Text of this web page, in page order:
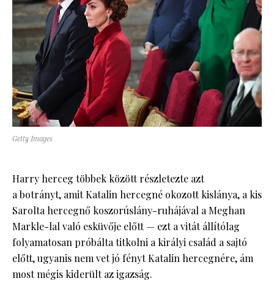
Getty Images
Harry herceg többek között részletezte azt
a botrányt, amit Katalin hercegné okozott kislánya, a kis
Sarolta hercegnő koszorúslány-ruhájával a Meghan
Markle-lal való esküvője előtt — ezt a vitát állítólag
folyamatosan próbálta titkolni a királyi család a sajtó
előtt, ugyanis nem vet jó fényt Katalin hercegnére, ám
most mégis kiderült az igazság.